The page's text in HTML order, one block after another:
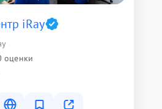
iRay
оценки